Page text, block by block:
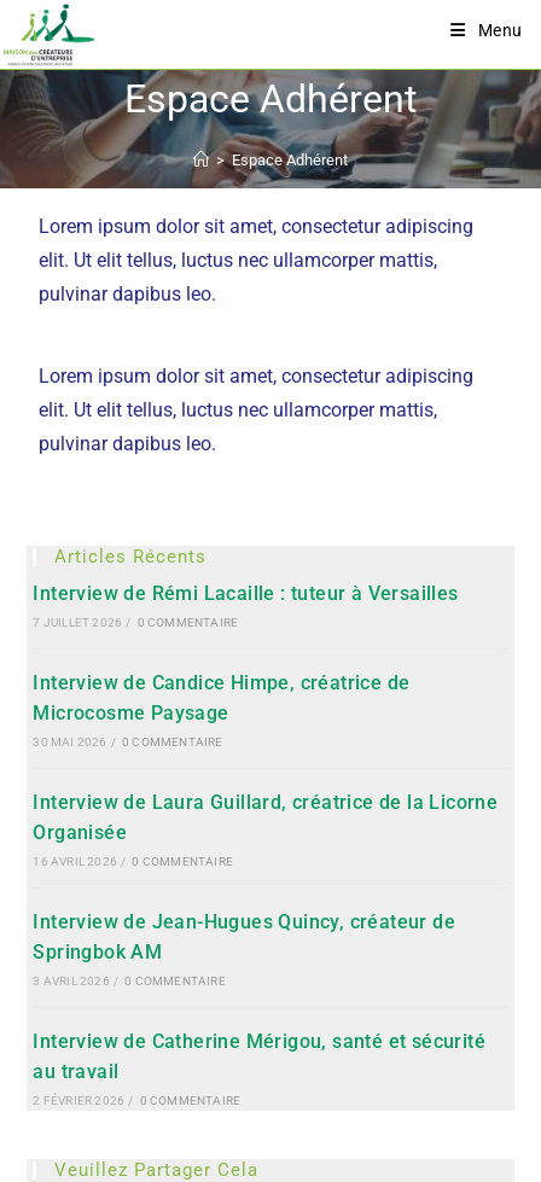
Menu
Espace Adhérent
> Espace Adhérent
Lorem ipsum dolor sit amet, consectetur adipiscing
elit. Ut elit tellus, luctus nec ullamcorper mattis,
pulvinar dapibus leo.
Lorem ipsum dolor sit amet, consectetur adipiscing
elit. Ut elit tellus, luctus nec ullamcorper mattis,
pulvinar dapibus leo.
Articles Récents
Interview de Rémi Lacaille : tuteur à Versailles
7 JUILLET 2026 / 0 COMMENTAIRE
Interview de Candice Himpe, créatrice de
Microcosme Paysage
30 MAI 2026 / 0 COMMENTAIRE
Interview de Laura Guillard, créatrice de la Licorne
Organisée
16 AVRIL 2026 / 0 COMMENTAIRE
Interview de Jean-Hugues Quincy, créateur de
Springbok AM
3 AVRIL 2026 / 0 COMMENTAIRE
Interview de Catherine Mérigou, santé et sécurité
au travail
2 FÉVRIER 2026 / 0 COMMENTAIRE
Veuillez Partager Cela